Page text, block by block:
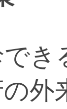
き
外